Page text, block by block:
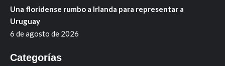
Una floridense rumbo a Irlanda para representar a
Uruguay
6 de agosto de 2026
Categorías